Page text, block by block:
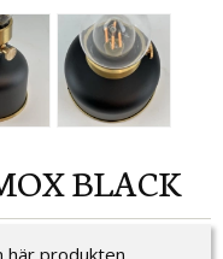
BLACK